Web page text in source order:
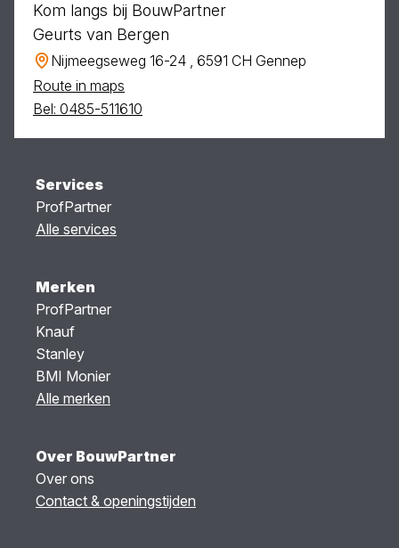
Kom langs bij BouwPartner
Geurts van Bergen
Nijmeegseweg 16-24 , 6591 CH Gennep
Route in maps
Bel: 0485-511610
Services
ProfPartner
Alle services
Merken
ProfPartner
Knauf
Stanley
BMI Monier
Alle merken
Over BouwPartner
Over ons
Contact & openingstijden